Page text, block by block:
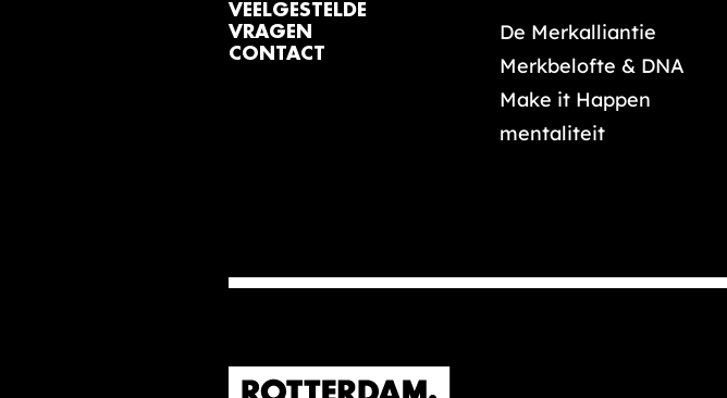
VEELGESTELDE
VRAGEN
CONTACT
De Merkalliantie
Merkbelofte & DNA
Make it Happen
mentaliteit